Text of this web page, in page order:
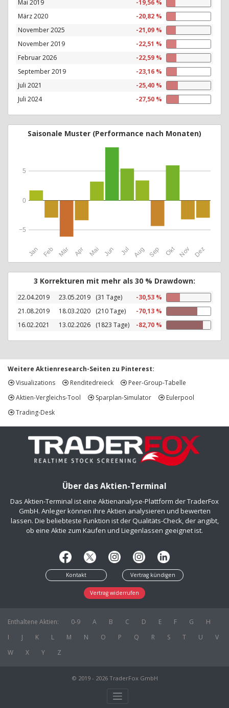
Mai 2019
-19,56 %
März 2020
-20,82 %
November 2025
-21,09 %
November 2019
-22,51 %
Februar 2026
-22,59 %
September 2019
-23,16 %
Juli 2021
-25,40 %
Juli 2024
-27,50 %
Saisonale Muster (Performance nach Monaten)
Jan Feb Mär Apr Mai Jun Jul Aug Sep Okt Nov Dez
−5
0
5
3 Korrekturen mit mehr als 30 % Drawdown:
22.04.2019 23.05.2019 (31 Tage)
-30,53 %
21.08.2019
18.03.2020 (210 Tage)
-70,13 %
16.02.2021
13.02.2026 (1823 Tage) -82,70 %
Weitere Aktienresearch-Seiten zu Pinterest:
Visualizations
Renditedreieck
Peer-Group-Tabelle
Aktien-Vergleichs-Tool
Sparplan-Simulator
Eulerpool
Trading-Desk
Über das Aktien-Terminal
Das Aktien-Terminal ist eine Aktienanalyse-Plattform der TraderFox
GmbH. Anleger können ihre Aktien analysieren und bewerten
lassen. Die beliebteste Funktion ist der Qualitäts-Check, der angibt,
ob eine Aktie zum Kaufen und Liegenlassen geeignet ist.
Kontakt Vertrag kündigen
Vertrag widerrufen
Enthaltene Aktien: 0-9 A B C D E F G
H
I
J K L M N O P Q R S T U
V
W
X Y Z
© 2019 - 2026 TraderFox GmbH